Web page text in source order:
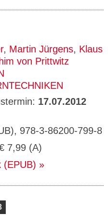
, Martin Jürgens, Klaus
von Prittwitz
17.07.2012
978-3-86200-799-8
7,99 (A)
(EPUB)